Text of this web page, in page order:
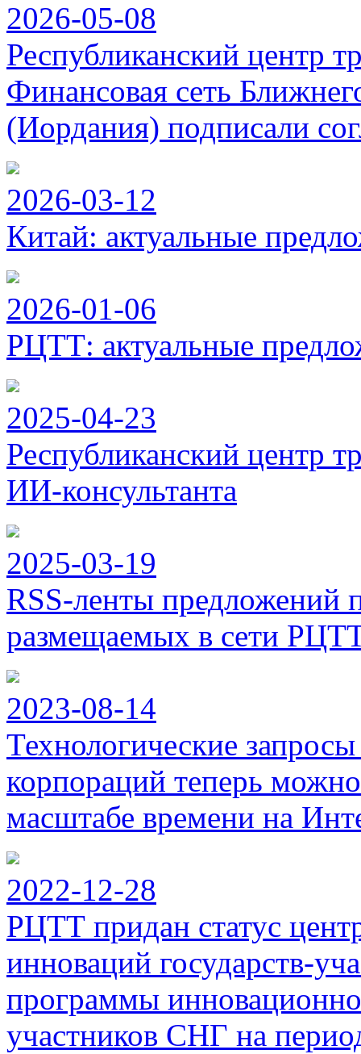
2026-05-08
Республиканский центр
Финансовая сеть
(Иордания) подписали
2026-03-12
Китай: актуальные
2026-01-06
РЦТТ: актуальные
2025-04-23
Республиканский центр
ИИ-консультанта
2025-03-19
RSS-ленты предложений
размещаемых в сети
2023-08-14
Технологические
корпораций теперь
масштабе времени на
2022-12-28
РЦТТ придан статус
инноваций государств-
программы
участников СНГ на